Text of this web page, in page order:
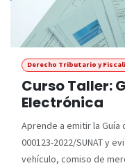
Derecho Tributario y
Curso Taller:
Electrónica
Aprende a emitir la Guía
000123-2022/SUNAT y
vehículo, comiso de